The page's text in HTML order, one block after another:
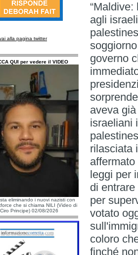
alla pagina twitter
QUI per vedere il VIDEO
eliminando i nuovi nazisti con
che si chiama NILI (Video di
Ciro Principe) 02/08/2026
agli
governo
aveva
israeliani
rilasciata
leggi per
di
per
votato
coloro
finché